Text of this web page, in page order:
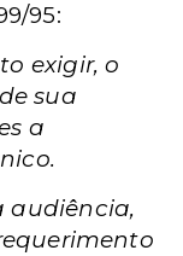
95:
exigir, o
sua
a
audiência,